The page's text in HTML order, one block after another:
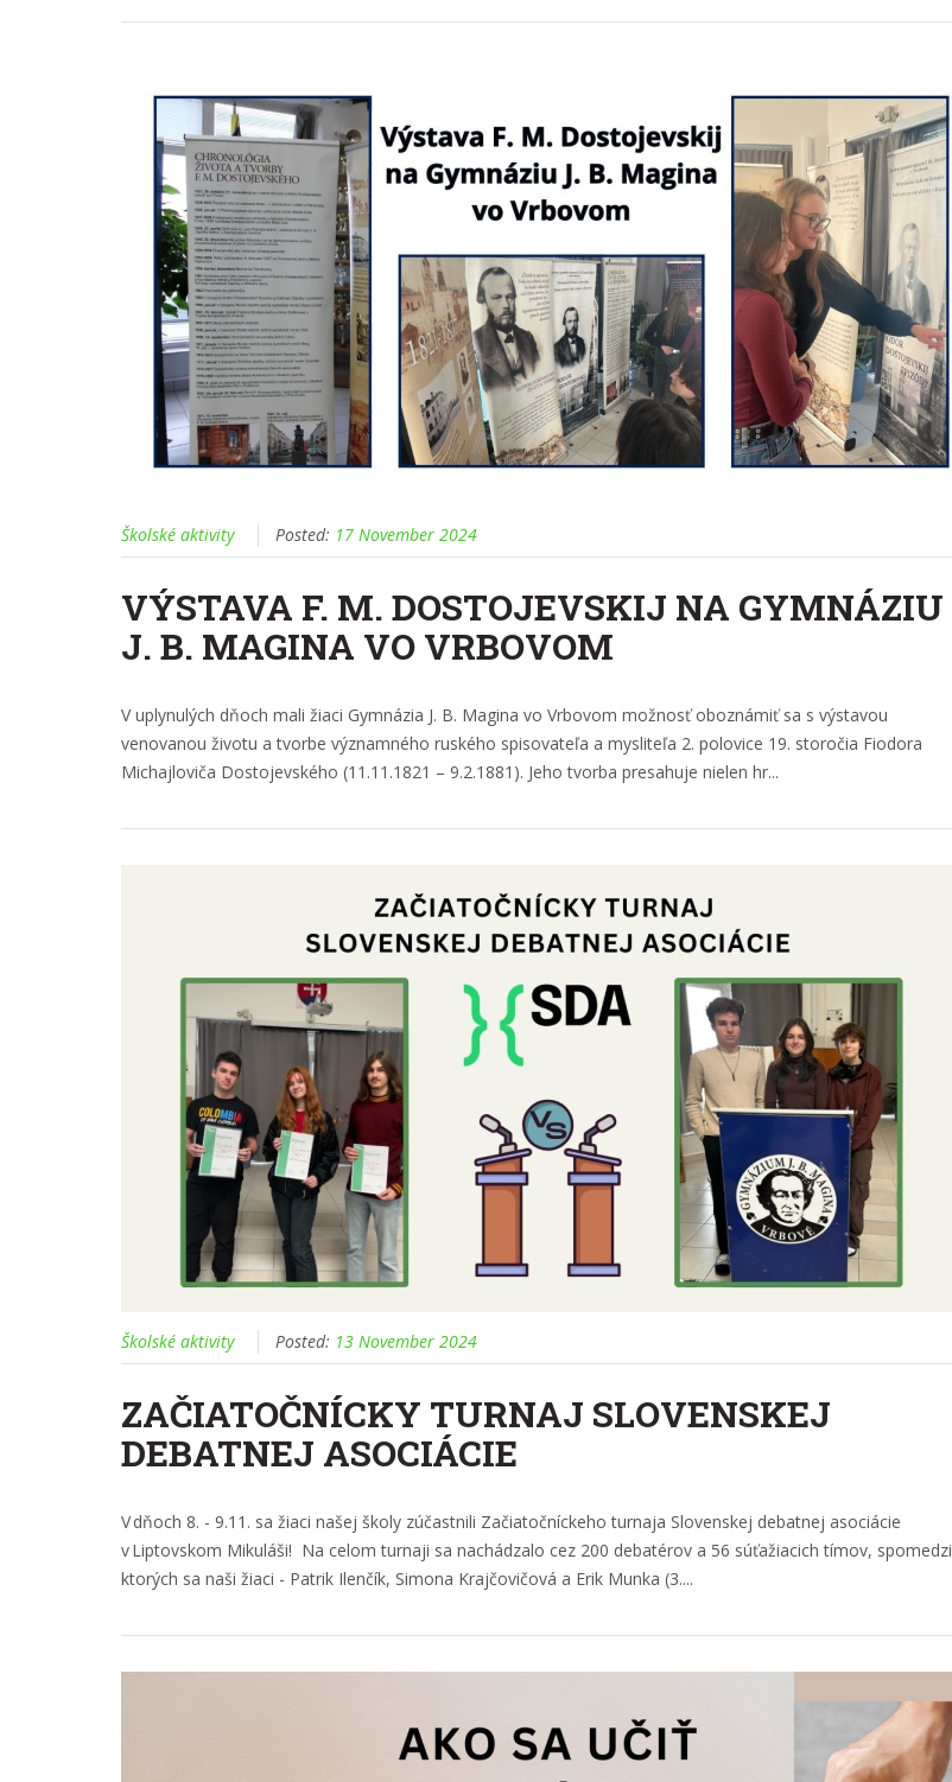
Školské aktivity Posted: 17 November 2024
VÝSTAVA F. M. DOSTOJEVSKIJ NA GYMNÁZIU
J. B. MAGINA VO VRBOVOM
V uplynulých dňoch mali žiaci Gymnázia J. B. Magina vo Vrbovom možnosť oboznámiť sa s výstavou
venovanou životu a tvorbe významného ruského spisovateľa a mysliteľa 2. polovice 19. storočia Fiodora
Michajloviča Dostojevského (11.11.1821 – 9.2.1881). Jeho tvorba presahuje nielen hr...
Školské aktivity Posted: 13 November 2024
ZAČIATOČNÍCKY TURNAJ SLOVENSKEJ
DEBATNEJ ASOCIÁCIE
V dňoch 8. - 9.11. sa žiaci našej školy zúčastnili Začiatočníckeho turnaja Slovenskej debatnej asociácie
v Liptovskom Mikuláši! Na celom turnaji sa nachádzalo cez 200 debatérov a 56 súťažiacich tímov, spomedzi
ktorých sa naši žiaci - Patrik Ilenčík, Simona Krajčovičová a Erik Munka (3....